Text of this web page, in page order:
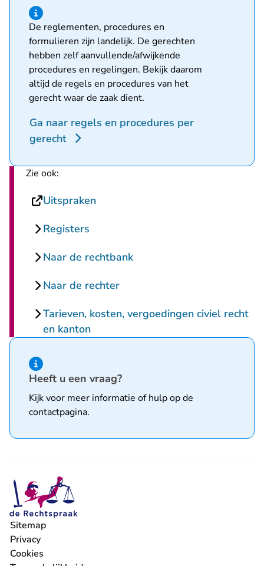
Hint van type informatie
De reglementen, procedures en
formulieren zijn landelijk. De gerechten
hebben zelf aanvullende/afwijkende
procedures en regelingen. Bekijk daarom
altijd de regels en procedures van het
gerecht waar de zaak dient.
Ga naar regels en procedures per
gerecht
Zie ook:
Uitspraken- U verlaat Rechtspraak.nl
Registers
Naar de rechtbank
Naar de rechter
Tarieven, kosten, vergoedingen civiel recht
en kanton
Hint van type informatie
Heeft u een vraag?
Kijk voor meer informatie of hulp op de
contactpagina.
Sitemap
Privacy
Cookies